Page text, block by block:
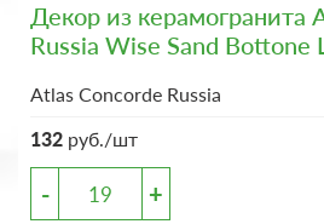
Декор из керамогранита
Russia Wise Sand Bottone
Atlas Concorde Russia
132 руб./шт
- +